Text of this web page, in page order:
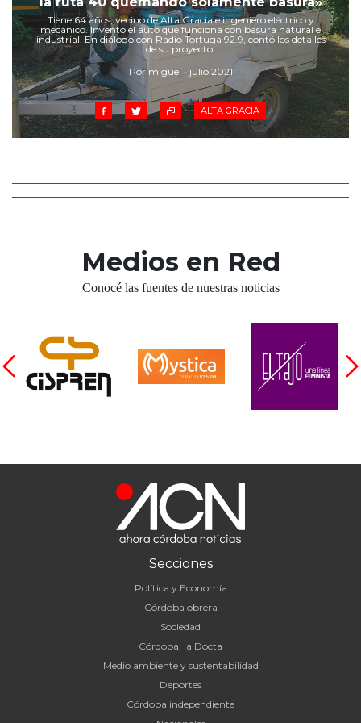
Cruz del Eje
Corredor de Ansenuza
La Carlota y zona
Laboulaye y sur
Bell Ville
Río Tercero
Despeñaderos
Tiene 64 años, vecino de Alta Gracia e ingeniero eléctrico y
mecánico. Inventó el auto que funciona con basura natural e
industrial. En diálogo con Radio Tortuga 92.9, contó los detalles
de su proyecto.
Por miguel • julio 2021
ALTA GRACIA
Medios en Red
Conocé las fuentes de nuestras noticias
Secciones
Política y Economía
Córdoba obrera
Sociedad
Córdoba, la Docta
Medio ambiente y sustentabilidad
Deportes
Córdoba independiente